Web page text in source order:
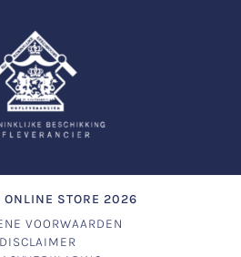
ONLINE STORE 2026
VOORWAARDEN
DISCLAIMER